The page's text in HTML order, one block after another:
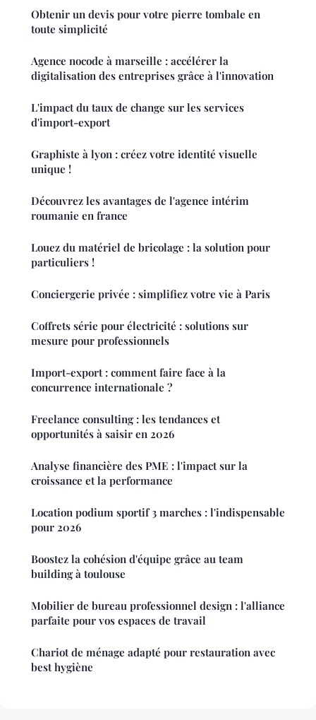
Obtenir un devis pour votre pierre tombale en
toute simplicité
Agence nocode à marseille : accélérer la
digitalisation des entreprises grâce à l'innovation
L'impact du taux de change sur les services
d'import-export
Graphiste à lyon : créez votre identité visuelle
unique !
Découvrez les avantages de l'agence intérim
roumanie en france
Louez du matériel de bricolage : la solution pour
particuliers !
Conciergerie privée : simplifiez votre vie à Paris
Coffrets série pour électricité : solutions sur
mesure pour professionnels
Import-export : comment faire face à la
concurrence internationale ?
Freelance consulting : les tendances et
opportunités à saisir en 2026
Analyse financière des PME : l'impact sur la
croissance et la performance
Location podium sportif 3 marches : l'indispensable
pour 2026
Boostez la cohésion d'équipe grâce au team
building à toulouse
Mobilier de bureau professionnel design : l'alliance
parfaite pour vos espaces de travail
Chariot de ménage adapté pour restauration avec
best hygiène